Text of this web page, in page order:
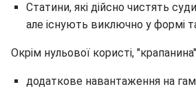
Статини, які дійсно чистять
але існують виключно у формі
Окрім нульової користі,
додаткове навантаження на